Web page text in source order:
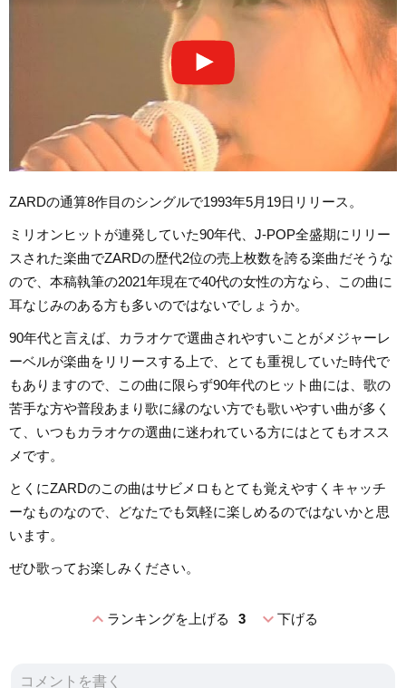
ZARDの通算8作目のシングルで1993年5月19日リリース。
ミリオンヒットが連発していた90年代、J-POP全盛期にリリー
スされた楽曲でZARDの歴代2位の売上枚数を誇る楽曲だそうな
ので、本稿執筆の2021年現在で40代の女性の方なら、この曲に
耳なじみのある方も多いのではないでしょうか。
90年代と言えば、カラオケで選曲されやすいことがメジャーレ
ーベルが楽曲をリリースする上で、とても重視していた時代で
もありますので、この曲に限らず90年代のヒット曲には、歌の
苦手な方や普段あまり歌に縁のない方でも歌いやすい曲が多く
て、いつもカラオケの選曲に迷われている方にはとてもオスス
メです。
とくにZARDのこの曲はサビメロもとても覚えやすくキャッチ
ーなものなので、どなたでも気軽に楽しめるのではないかと思
います。
ぜひ歌ってお楽しみください。
expand_lessランキングを上げる 3 expand_more下げる